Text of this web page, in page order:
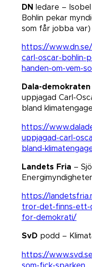
DN
ledare –
Bohlin pekar
som får jobba var)
https://
carl-oscar-bohlin-
handen-om-vem-
Dala-demokraten
uppjagad Carl-
bland
https://
uppjagad-carl-
bland-
Landets Fria –
https://
tror-det-finns-ett-
for-demokrati/
SvDpodd –
https://
som-fick-sparken